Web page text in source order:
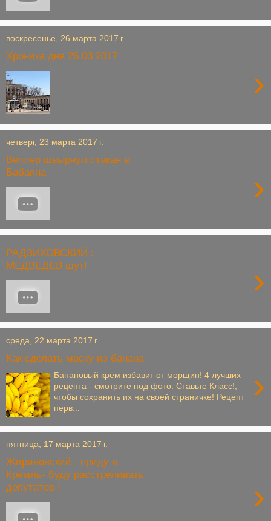
воскресенье, 26 марта 2017 г.
Хроника дня 26.03.2017
›
четверг, 23 марта 2017 г.
Веллер швырнул стакан в
Бабаяна
›
РАДЗИХОВСКИЙ :
МЕДВЕДЕВ шут!
›
среда, 22 марта 2017 г.
Как сделать маску из банана
›
Банановый крем избавит от морщин! 4 лучших
рецепта - смотрите под фото. Ставьте Класс!,
чтобы сохранить их на своей страничке! Рецепт
перв...
пятница, 17 марта 2017 г.
Жириновский : приду в
Кремль- буду расстреливать
депутатов !
›